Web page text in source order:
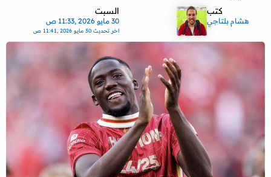
كتب
هشام بلتاجي
السبت
30 مايو 2026 ,11:33 ص
اخر تحديث30 مايو 2026 ,11:41 ص